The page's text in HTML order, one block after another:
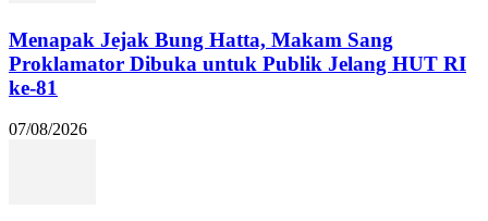
Menapak Jejak Bung Hatta, Makam Sang
Proklamator Dibuka untuk Publik Jelang HUT RI
ke-81
07/08/2026